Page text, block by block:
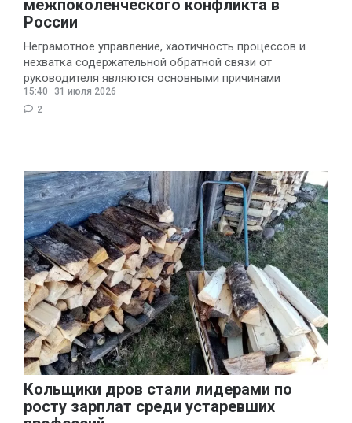
межпоколенческого конфликта в
России
Неграмотное управление, хаотичность процессов и
нехватка содержательной обратной связи от
руководителя являются основными причинами
конфликтов и раздражения в
15:40
31 июля 2026
2
Кольщики дров стали лидерами по
росту зарплат среди устаревших